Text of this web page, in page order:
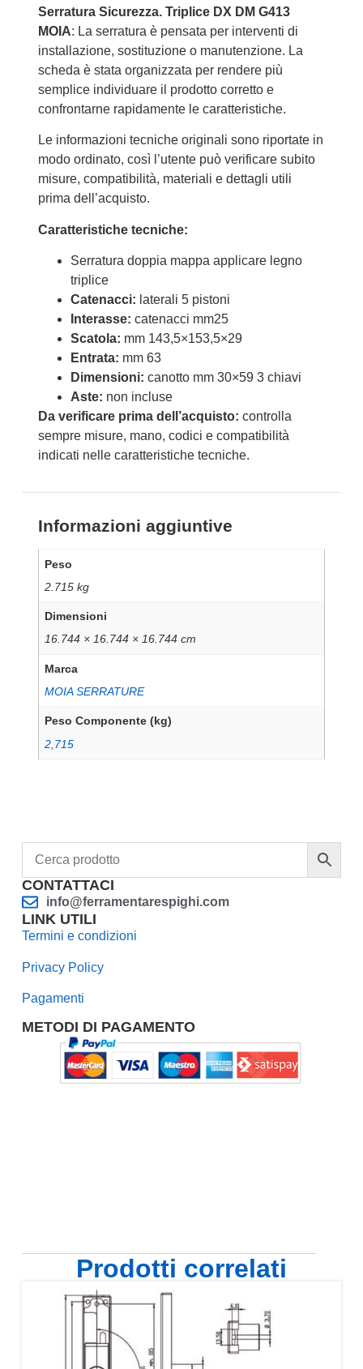
Serratura Sicurezza. Triplice DX DM G413
MOIA: La serratura è pensata per interventi di
installazione, sostituzione o manutenzione. La
scheda è stata organizzata per rendere più
semplice individuare il prodotto corretto e
confrontarne rapidamente le caratteristiche.
Le informazioni tecniche originali sono riportate in
modo ordinato, così l’utente può verificare subito
misure, compatibilità, materiali e dettagli utili
prima dell’acquisto.
Caratteristiche tecniche:
Serratura doppia mappa applicare legno
triplice
Catenacci: laterali 5 pistoni
Interasse: catenacci mm25
Scatola: mm 143,5×153,5×29
Entrata: mm 63
Dimensioni: canotto mm 30×59 3 chiavi
Aste: non incluse
Da verificare prima dell’acquisto: controlla
sempre misure, mano, codici e compatibilità
indicati nelle caratteristiche tecniche.
Informazioni aggiuntive
Peso
2.715 kg
Dimensioni
16.744 × 16.744 × 16.744 cm
Marca
MOIA SERRATURE
Peso Componente (kg)
2,715
CONTATTACI
info@ferramentarespighi.com
LINK UTILI
Termini e condizioni
Privacy Policy
Pagamenti
METODI DI PAGAMENTO
Prodotti correlati